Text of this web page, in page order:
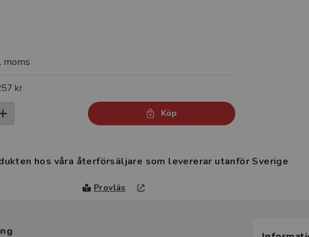
moms
kr
Köp
hos våra återförsäljare som levererar utanför Sverige
Provläs